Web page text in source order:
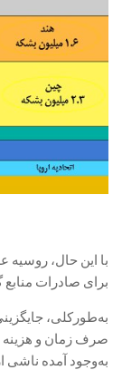
با این‌ حال، روسیه
برای صادرات
به‌طورکلی،
صرف زمان و هزینه
به‌وجود آمده ناشی